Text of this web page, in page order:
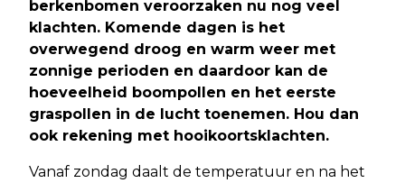
berkenbomen veroorzaken nu nog veel
klachten. Komende dagen is het
overwegend droog en warm weer met
zonnige perioden en daardoor kan de
hoeveelheid boompollen en het eerste
graspollen in de lucht toenemen. Hou dan
ook rekening met hooikoortsklachten.
Vanaf zondag daalt de temperatuur en na het